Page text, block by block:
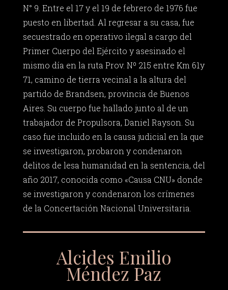
N° 9. Entre el 17 y el 19 de febrero de 1976 fue
puesto en libertad. Al regresar a su casa, fue
secuestrado en operativo ilegal a cargo del
Primer Cuerpo del Ejército y asesinado el
mismo día en la ruta Prov. Nº 215 entre Km 61y
71, camino de tierra vecinal a la altura del
partido de Brandsen, provincia de Buenos
Aires. Su cuerpo fue hallado junto al de un
trabajador de Propulsora, Daniel Rayson. Su
caso fue incluido en la causa judicial en la que
se investigaron, probaron y condenaron
delitos de lesa humanidad en la sentencia, del
año 2017, conocida como «Causa CNU» donde
se investigaron y condenaron los crímenes
de la Concertación Nacional Universitaria.
Alcides Emilio
Méndez Paz